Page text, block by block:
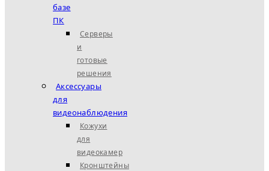
базе
ПК
Серверы
и
готовые
решения
Аксессуары
для
видеонаблюдения
Кожухи
для
видеокамер
Кронштейны